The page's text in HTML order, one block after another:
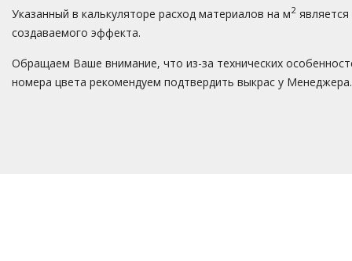
Указанный в калькуляторе расход материалов на м2
создаваемого эффекта.
Обращаем Ваше внимание, что из-за технических
номера цвета рекомендуем подтвердить выкрас у Менеджера.